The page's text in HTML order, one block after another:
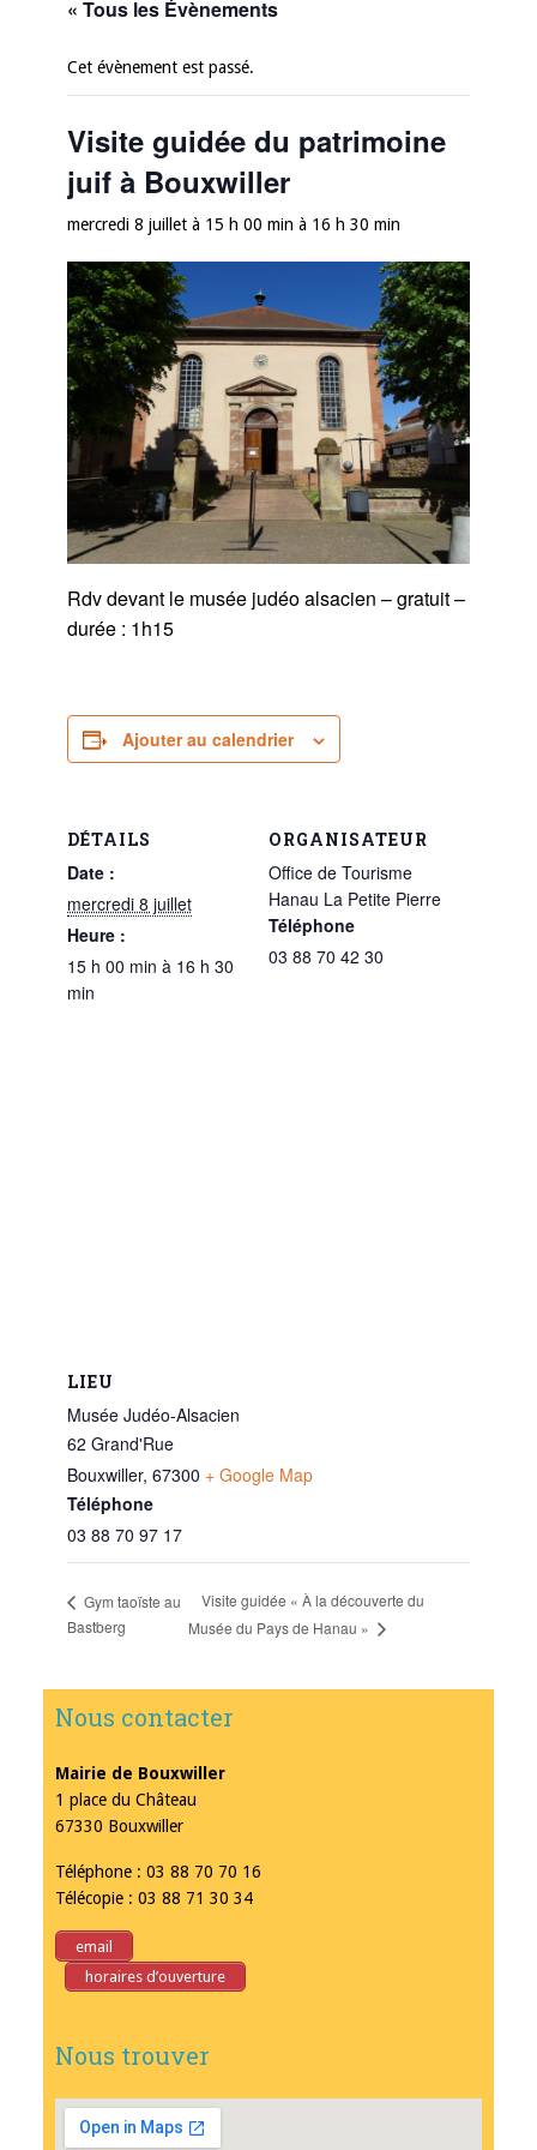
« Tous les Évènements
Cet évènement est passé.
Visite guidée du patrimoine
juif à Bouxwiller
mercredi 8 juillet à 15 h 00 min à 16 h 30 min
Rdv devant le musée judéo alsacien – gratuit –
durée : 1h15
Ajouter au calendrier
DÉTAILS
Date :
mercredi 8 juillet
Heure :
15 h 00 min à 16 h 30
min
ORGANISATEUR
Office de Tourisme
Hanau La Petite Pierre
Téléphone
03 88 70 42 30
LIEU
Musée Judéo-Alsacien
62 Grand'Rue
Bouxwiller, 67300 + Google Map
Téléphone
03 88 70 97 17
Gym taoïste au
Bastberg
Visite guidée « À la découverte du
Musée du Pays de Hanau »
Nous contacter
Mairie de Bouxwiller
1 place du Château
67330 Bouxwiller
Téléphone : 03 88 70 70 16
Télécopie : 03 88 71 30 34
email
horaires d’ouverture
Nous trouver